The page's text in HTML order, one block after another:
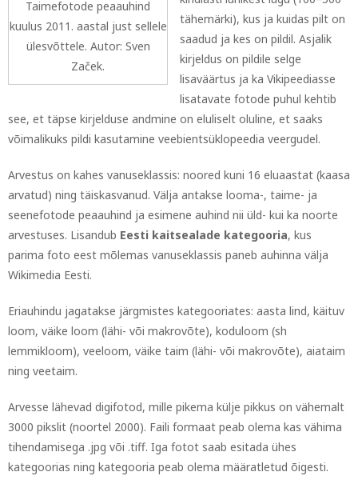
Taimefotode peaauhind
kuulus 2011. aastal just sellele
ülesvõttele. Autor: Sven
Začek.
tähemärki), kus ja kuidas pilt on
saadud ja kes on pildil. Asjalik
kirjeldus on pildile selge
lisaväärtus ja ka Vikipeediasse
lisatavate fotode puhul kehtib
see, et täpse kirjelduse andmine on eluliselt oluline, et saaks
võimalikuks pildi kasutamine veebientsüklopeedia veergudel.
Arvestus on kahes vanuseklassis: noored kuni 16 eluaastat (kaasa
arvatud) ning täiskasvanud. Välja antakse looma-, taime- ja
seenefotode peaauhind ja esimene auhind nii üld- kui ka noorte
arvestuses. Lisandub Eesti kaitsealade kategooria, kus
parima foto eest mõlemas vanuseklassis paneb auhinna välja
Wikimedia Eesti.
Eriauhindu jagatakse järgmistes kategooriates: aasta lind, käituv
loom, väike loom (lähi- või makrovõte), koduloom (sh
lemmikloom), veeloom, väike taim (lähi- või makrovõte), aiataim
ning veetaim.
Arvesse lähevad digifotod, mille pikema külje pikkus on vähemalt
3000 pikslit (noortel 2000). Faili formaat peab olema kas vähima
tihendamisega .jpg või .tiff. Iga fotot saab esitada ühes
kategoorias ning kategooria peab olema määratletud õigesti.